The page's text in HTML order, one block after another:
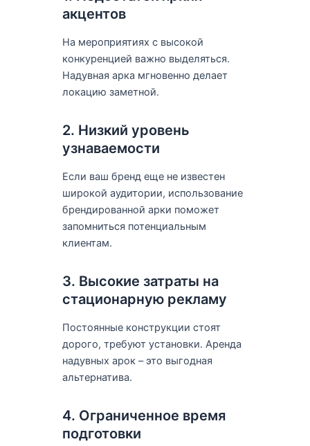
акцентов
На мероприятиях с высокой
конкуренцией важно выделяться.
Надувная арка мгновенно делает
локацию заметной.
2. Низкий уровень
узнаваемости
Если ваш бренд еще не известен
широкой аудитории, использование
брендированной арки поможет
запомниться потенциальным
клиентам.
3. Высокие затраты на
стационарную рекламу
Постоянные конструкции стоят
дорого, требуют установки. Аренда
надувных арок – это выгодная
альтернатива.
4. Ограниченное время
подготовки